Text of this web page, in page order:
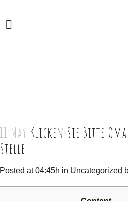
11 May Klicken Sie Bitte
Stelle
Posted at 04:45h in Uncategorized